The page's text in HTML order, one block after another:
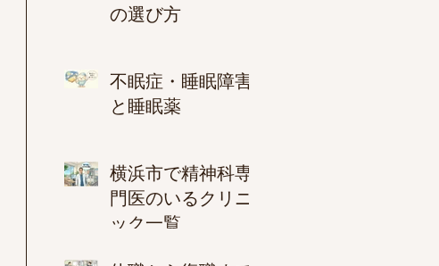
の選び方
不眠症・睡眠障害
と睡眠薬
横浜市で精神科専
門医のいるクリニ
ック一覧